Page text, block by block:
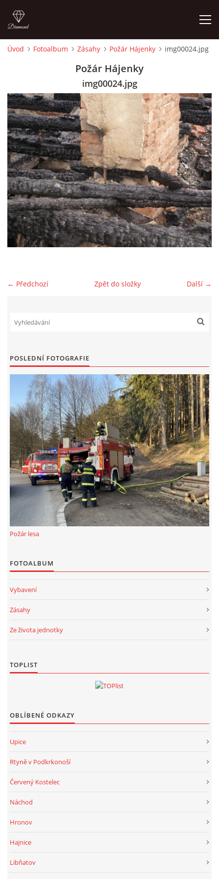
VYBAVENÍ
ČLENOVÉ
ZÁSAHY
CVIČENÍ
NAŠE VIDEA
Úvod Fotoalbum Zásahy Požár Hájenky img00024.jpg
Požár Hájenky
img00024.jpg
← Předchozí Další →
Zpět do složky
POSLEDNÍ FOTOGRAFIE
Požár lesa
FOTOALBUM
Vybavení
Zásahy
Ze života jednotky
TOPLIST
OBLÍBENÉ ODKAZY
Upice
Rtyně v Podkrkonoší
Červený Kostelec
Náchod
Hronov
Hajnice
Libňatov